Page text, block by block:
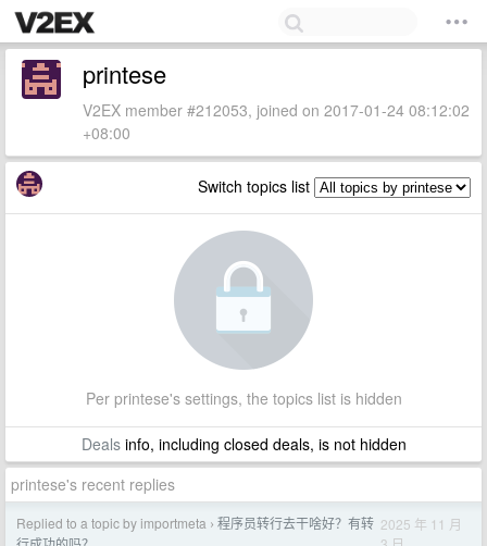
printese
V2EX member #212053, joined on 2017-01-24 08:12:02
+08:00
Switch topics list
Per printese's settings, the topics list is hidden
Dealsinfo, including closed deals, is not hidden
printese's recent replies
Replied to a topic by importmeta › 程序员转行去干啥好？有转 2025 年 11 月